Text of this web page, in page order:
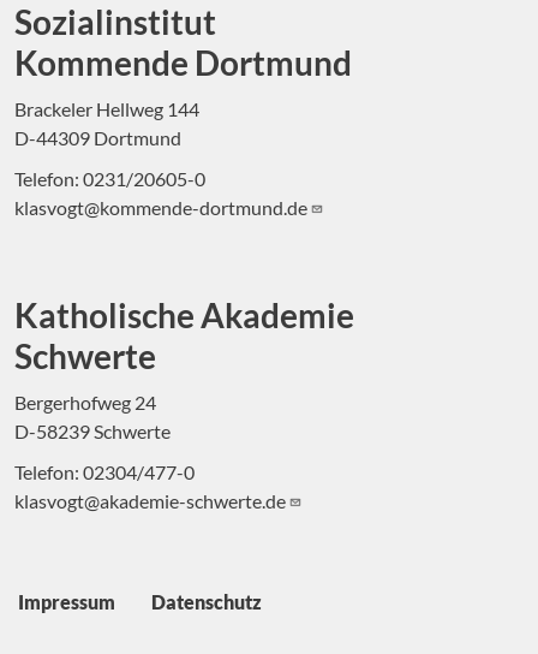
Sozialinstitut
Kommende Dortmund
Brackeler Hellweg 144
D-44309 Dortmund
Telefon: 0231/20605-0
klasvogt@kommende-dortmund.de
Katholische Akademie
Schwerte
Bergerhofweg 24
D-58239 Schwerte
Telefon: 02304/477-0
klasvogt@akademie-schwerte.de
Fußbereich
Impressum Datenschutz